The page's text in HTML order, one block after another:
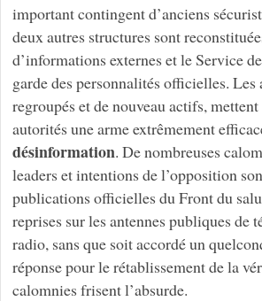
important contingent d’anciens
deux autres structures sont
d’informations externes et le Service
garde des personnalités officielles. Les
regroupés et de nouveau actifs,
autorités une arme extrêmement
désinformation. De nombreuses
leaders et intentions de l’opposition
publications officielles du Front du
reprises sur les antennes publiques de
radio, sans que soit accordé un
réponse pour le rétablissement de la
calomnies frisent l’absurde.